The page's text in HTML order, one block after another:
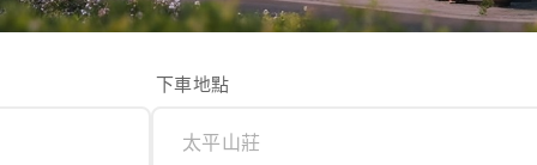
下車地點